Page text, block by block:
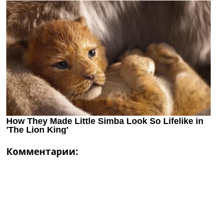
Комментарии: